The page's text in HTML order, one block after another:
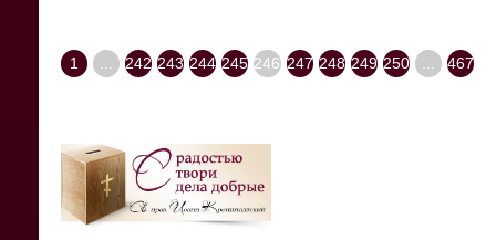
1 242 243 244 245 246 247 248 249 250 467